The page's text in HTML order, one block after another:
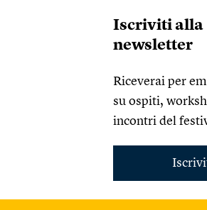
Iscriviti alla
newsletter
Riceverai per
su ospiti,
incontri del